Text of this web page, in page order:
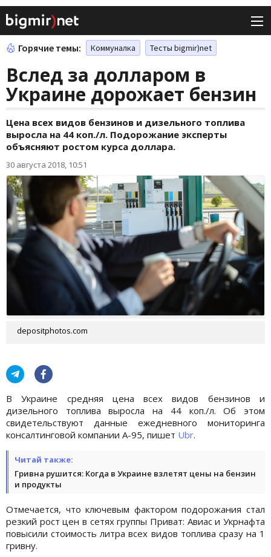
Горячие темы: Коммуналка Тесты bigmir)net
Вслед за долларом в
Украине дорожает бензин
Цена всех видов бензинов и дизельного топлива
выросла на 44 коп./л. Подорожание эксперты
объясняют ростом курса доллара.
30 августа 2018, 10:51
depositphotos.com
В Украине средняя цена всех видов бензинов и
дизельного топлива выросла на 44 коп./л. Об этом
свидетельствуют данные ежедневного мониторинга
консалтинговой компании А-95, пишет Ubr.
Читай также:
Гривна рушится: Когда в Украине взлетят цены на бензин
и продукты
Отмечается, что ключевым фактором подорожания стал
резкий рост цен в сетях группы Приват: Авиас и Укрнафта
повысили стоимость литра всех видов топлива сразу на 1
гривну.